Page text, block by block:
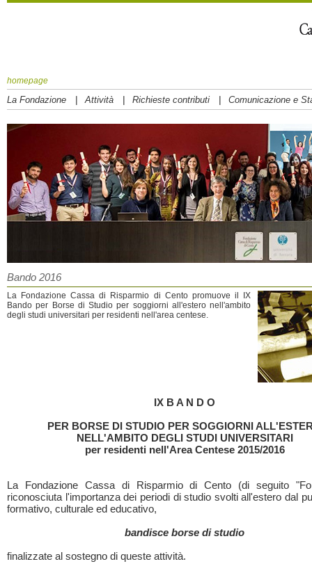
homepage
La Fondazione | Attività | Richieste contributi | Comunicazione e
Bando 2016
La Fondazione Cassa di Risparmio di Cento promuove il IX
Bando per Borse di Studio per soggiorni all'estero nell'ambito
degli studi universitari per residenti nell'area centese.
IX B A N D O
PER BORSE DI STUDIO PER SOGGIORNI
NELL'AMBITO DEGLI STUDI UNIVERSITARI
per residenti nell'Area Centese 2015/2016
La Fondazione Cassa di Risparmio di Cento (di seguito
riconosciuta l'importanza dei periodi di studio svolti all'estero dal
formativo, culturale ed educativo,
bandisce borse di studio
finalizzate al sostegno di queste attività.